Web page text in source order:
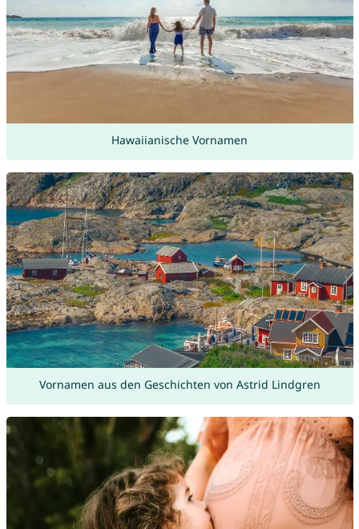
Hawaiianische Vornamen
Vornamen aus den Geschichten von Astrid Lindgren